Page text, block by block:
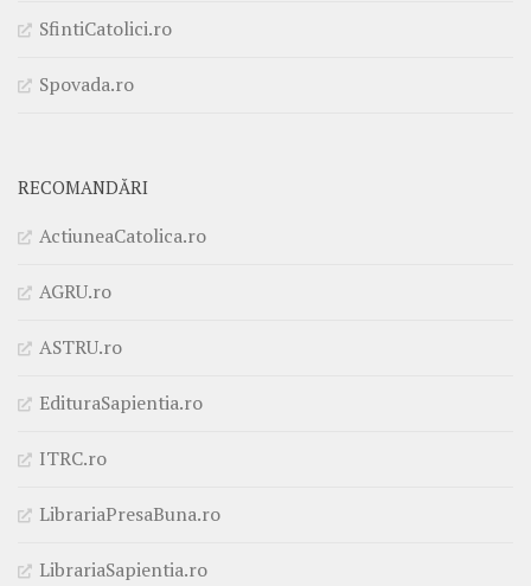
SfintiCatolici.ro
Spovada.ro
RECOMANDĂRI
ActiuneaCatolica.ro
AGRU.ro
ASTRU.ro
EdituraSapientia.ro
ITRC.ro
LibrariaPresaBuna.ro
LibrariaSapientia.ro